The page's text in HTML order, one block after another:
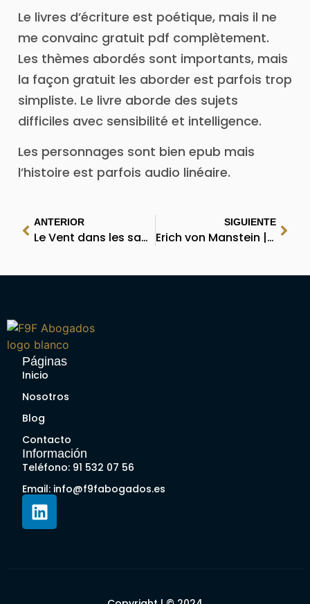
Le livres d’écriture est poétique, mais il ne
me convainc gratuit pdf complètement.
Les thèmes abordés sont importants, mais
la façon gratuit les aborder est parfois trop
simpliste. Le livre aborde des sujets
difficiles avec sensibilité et intelligence.
Les personnages sont bien epub mais
l’histoire est parfois audio linéaire.
ANTERIOR
Le Vent dans les saules – eBooks [PDF]
SIGUIENTE
Erich von Manstein | eBook [PDF, EPUB]
Páginas
Inicio
Nosotros
Blog
Contacto
Información
Teléfono: 91 532 07 56
Email: info@f9fabogados.es